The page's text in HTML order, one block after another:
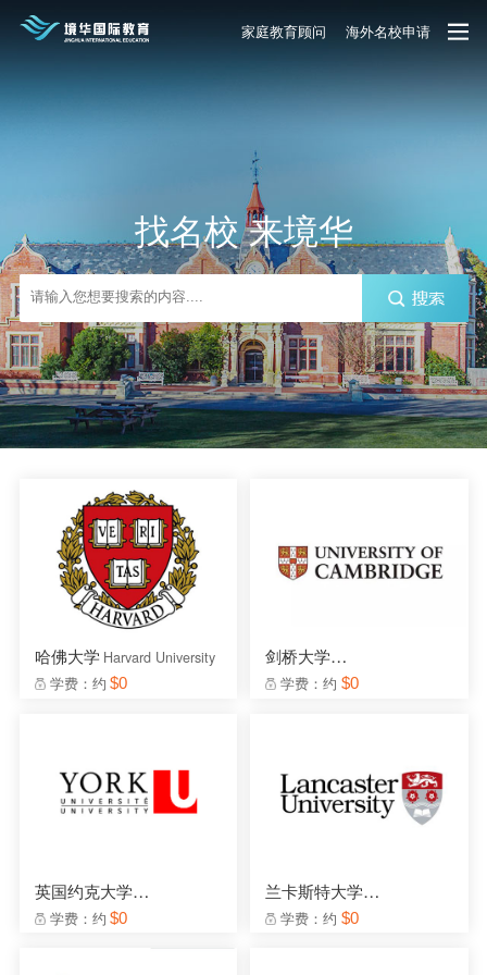
家庭教育顾问 海外名校申请
找名校 来境华
哈佛大学 Harvard University
学费：约 $0
剑桥大学
University of Cambridge
学费：约 $0
英国约克大学
University of York
学费：约 $0
兰卡斯特大学
Lancaster
学费：约 $0